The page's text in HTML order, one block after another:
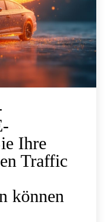
Ihre
Traffic
können